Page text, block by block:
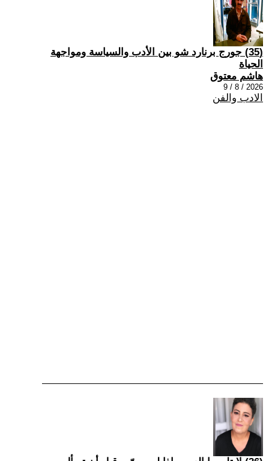
(35) جورج برنارد شو بين الأدب والسياسة ومواجهة
الحياة
هاشم معتوق
2026 / 8 / 9
الادب والفن